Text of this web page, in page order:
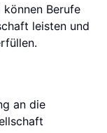
Berufe
leisten und